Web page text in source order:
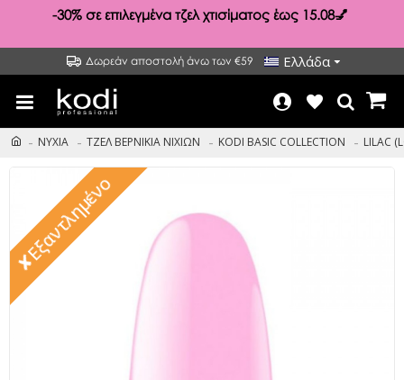
-30% σε επιλεγμένα τζελ χτισίματος έως 15.08💅
Δωρεάν αποστολή άνω των €59 Ελλάδα
ΝΥΧΙΑ ΤΖΕΛ ΒΕΡΝΙΚΙΑ ΝΙΧΙΩΝ KODI BASIC COLLECTION LILAC
✘Εξαντλημένο